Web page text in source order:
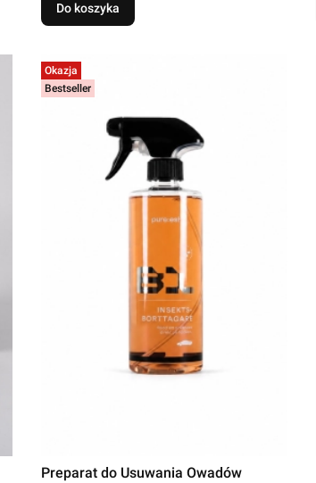
Do koszyka
Okazja
Bestseller
Preparat do Usuwania Owadów